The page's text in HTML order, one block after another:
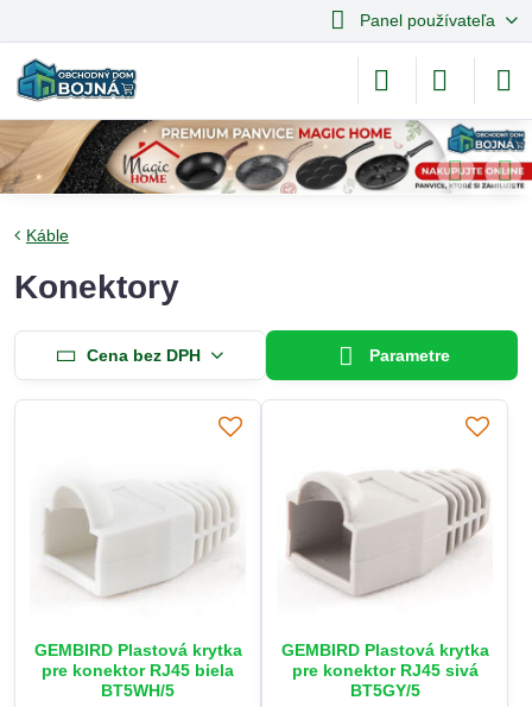
Panel používateľa
Káble
Konektory
Cena bez DPH Parametre
GEMBIRD Plastová krytka
pre konektor RJ45 biela
BT5WH/5
GEMBIRD Plastová krytka
pre konektor RJ45 sivá
BT5GY/5